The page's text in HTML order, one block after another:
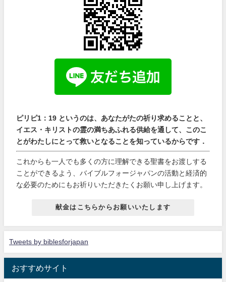
ピリピ1：19 というのは、あなたがたの祈り求めることと、
イエス・キリストの霊の満ちあふれる供給を通して、このこ
とがわたしにとって救いとなることを知っているからです．
これからも一人でも多くの方に理解できる聖書をお渡しする
ことができるよう、バイブルフォージャパンの活動と経済的
な必要のためにもお祈りいただきたくお願い申し上げます。
献金はこちらからお願いいたします
Tweets by biblesforjapan
おすすめサイト